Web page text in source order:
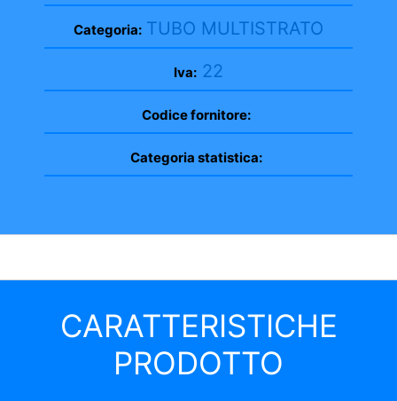
Categoria: TUBO MULTISTRATO
Iva: 22
Codice fornitore:
Categoria statistica:
CARATTERISTICHE
PRODOTTO